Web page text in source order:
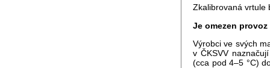
Zkalibrovaná vrtule
Je omezen
Výrobci ve svých
v ČKSVV
(cca pod 4–5 °C)